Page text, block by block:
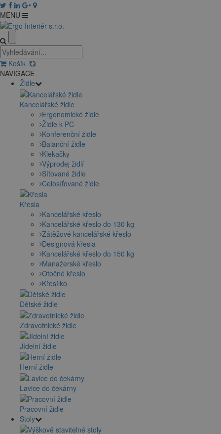
MENU
Košík
NAVIGACE
Židle
Kancelářské židle
Ergonomické židle
Židle k PC
Konferenční židle
Balanční židle
Klekačky
Výprodej židlí
Síťované židle
Celosíťované židle
Křesla
Kancelářské křeslo
Kancelářské křeslo do 130 kg
Zátěžové kancelářské křeslo
Designová křesla
Kancelářské křeslo do 150 kg
Manažerské křeslo
Otočné křeslo
Křesílko
Dětské židle
Zdravotnické židle
Jídelní židle
Herní židle
Lavice do čekárny
Pracovní židle
Stoly